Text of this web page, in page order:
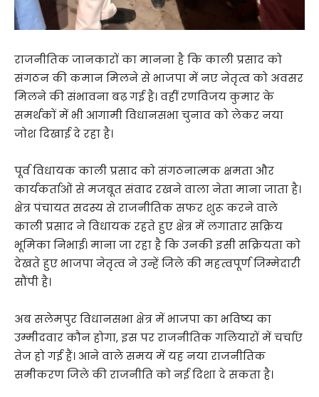
राजनीतिक जानकारों का मानना है कि काली प्रसाद को
संगठन की कमान मिलने से भाजपा में नए नेतृत्व को अवसर
मिलने की संभावना बढ़ गई है। वहीं रणविजय कुमार के
समर्थकों में भी आगामी विधानसभा चुनाव को लेकर नया
जोश दिखाई दे रहा है।
पूर्व विधायक काली प्रसाद को संगठनात्मक क्षमता और
कार्यकर्ताओं से मजबूत संवाद रखने वाला नेता माना जाता है।
क्षेत्र पंचायत सदस्य से राजनीतिक सफर शुरू करने वाले
काली प्रसाद ने विधायक रहते हुए क्षेत्र में लगातार सक्रिय
भूमिका निभाई। माना जा रहा है कि उनकी इसी सक्रियता को
देखते हुए भाजपा नेतृत्व ने उन्हें जिले की महत्वपूर्ण जिम्मेदारी
सौंपी है।
अब सलेमपुर विधानसभा क्षेत्र में भाजपा का भविष्य का
उम्मीदवार कौन होगा, इस पर राजनीतिक गलियारों में चर्चाएं
तेज हो गई हैं। आने वाले समय में यह नया राजनीतिक
समीकरण जिले की राजनीति को नई दिशा दे सकता है।